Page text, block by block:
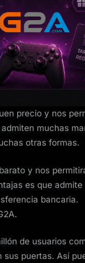
precio y nos
muchas
otras formas.
y nos
es que admite
bancaria.
de usuarios
puertas. Así